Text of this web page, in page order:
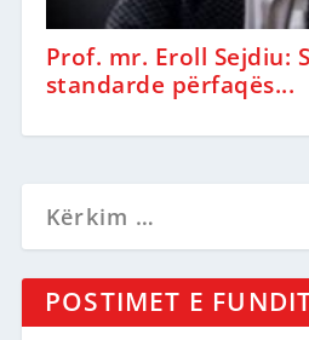
Prof. mr. Eroll Sejdiu:
standarde përfaqës...
POSTIMET E